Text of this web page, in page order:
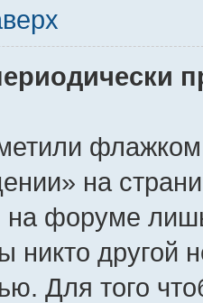
флажком
на
форуме
никто другой
Для того